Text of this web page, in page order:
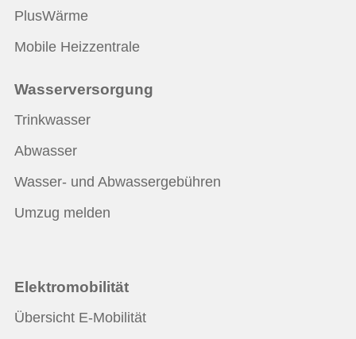
PlusWärme
Mobile Heizzentrale
Wasserversorgung
Trinkwasser
Abwasser
Wasser- und Abwassergebühren
Umzug melden
Elektromobilität
Übersicht E-Mobilität